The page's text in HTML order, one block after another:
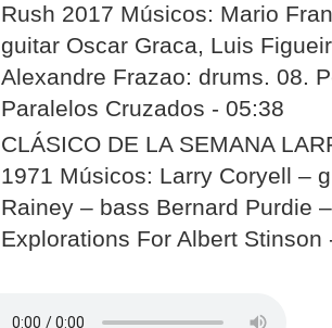
Rush 2017 Músicos: Mario
guitar Oscar Graca, Luis
Alexandre Frazao: drums. 08.
Paralelos Cruzados - 05:38
CLÁSICO DE LA SEMANA
1971 Músicos: Larry Coryell –
Rainey – bass Bernard Purdie
Explorations For Albert